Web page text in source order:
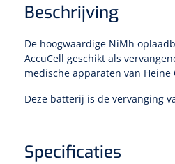
Spleetlampen
Opties
Spleetlamp
Optotypeschermen
Beschrijving
De hoogwaardige NiMh
AccuCell geschikt als
medische apparaten van Heine
Deze batterij is de vervanging
Specificaties